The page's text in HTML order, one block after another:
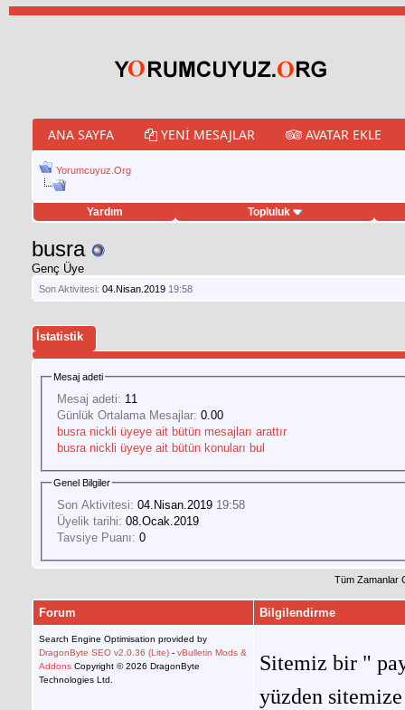
ANA SAYFA YENI MESAJLAR AVATAR EKLE
Yorumcuyuz.Org
Yardım Topluluk
hilesi
busra
Genç Üye
Son Aktivitesi: 04.Nisan.2019 19:58
İstatistik
Mesaj adeti
Mesaj adeti: 11
Günlük Ortalama Mesajlar: 0.00
busra nickli üyeye ait bütün mesajları arattır
busra nickli üyeye ait bütün konuları bul
Genel Bilgiler
Son Aktivitesi: 04.Nisan.2019 19:58
Üyelik tarihi: 08.Ocak.2019
Tavsiye Puanı: 0
Tüm Zamanlar
Forum Bilgilendirme
Search Engine Optimisation provided by
DragonByte SEO v2.0.36 (Lite) - vBulletin Mods &
Addons Copyright © 2026 DragonByte
Technologies Ltd.
Sitemiz bir "
yüzden